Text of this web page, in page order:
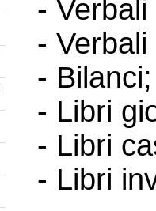
-
-
- Bilanci;
- Libri
- Libri
- Libri